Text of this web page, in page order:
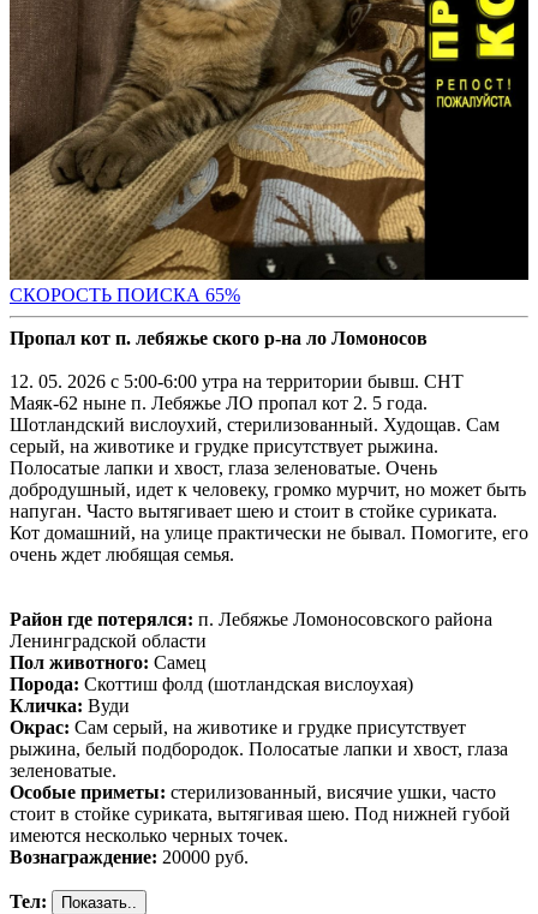
СКОРОСТЬ ПОИСКА 65%
Пропал кот п. лебяжье ского р-на ло Ломоносов
12. 05. 2026 с 5:00-6:00 утра на территории бывш. СНТ
Маяк-62 ныне п. Лебяжье ЛО пропал кот 2. 5 года.
Шотландский вислоухий, стерилизованный. Худощав. Сам
серый, на животике и грудке присутствует рыжина.
Полосатые лапки и хвост, глаза зеленоватые. Очень
добродушный, идет к человеку, громко мурчит, но может быть
напуган. Часто вытягивает шею и стоит в стойке суриката.
Кот домашний, на улице практически не бывал. Помогите, его
очень ждет любящая семья.
Район где потерялся: п. Лебяжье Ломоносовского района
Ленинградской области
Пол животного: Самец
Порода: Скоттиш фолд (шотландская вислоухая)
Кличка: Вуди
Окрас: Сам серый, на животике и грудке присутствует
рыжина, белый подбородок. Полосатые лапки и хвост, глаза
зеленоватые.
Особые приметы: стерилизованный, висячие ушки, часто
стоит в стойке суриката, вытягивая шею. Под нижней губой
имеются несколько черных точек.
Вознаграждение: 20000 руб.
Тел: